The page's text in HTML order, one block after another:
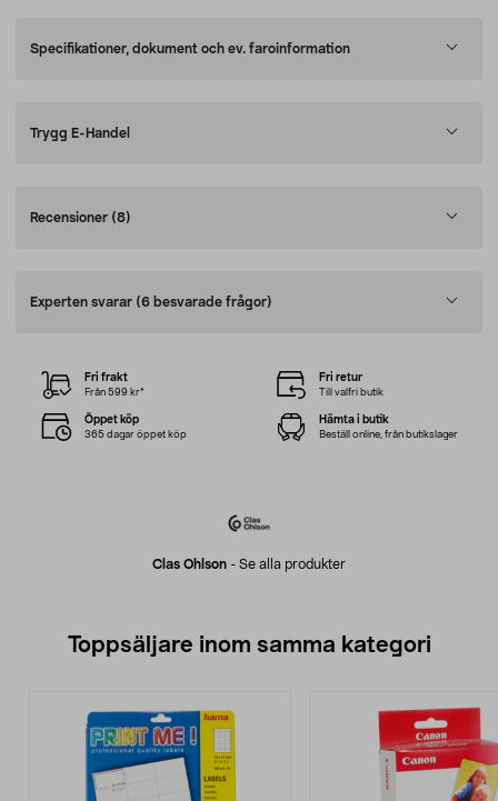
Specifikationer, dokument och ev. faroinformation
Trygg E-Handel
Recensioner (8)
Experten svarar (6 besvarade frågor)
Clas Ohlson - Se alla produkter
Fri frakt
Från 599 kr*
Fri retur
Till valfri butik
Öppet köp
365 dagar öppet köp
Hämta i butik
Beställ online, från butikslager
Toppsäljare inom samma kategori